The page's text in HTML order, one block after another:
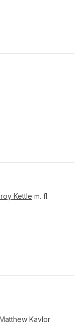
Kettle m. fl.
röster:
Kaylor